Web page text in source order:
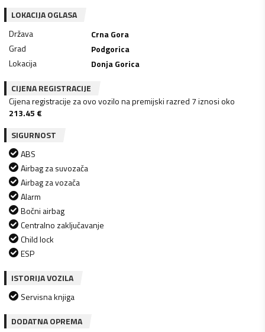
LOKACIJA OGLASA
Država
Crna Gora
Grad
Podgorica
Lokacija
Donja Gorica
CIJENA REGISTRACIJE
Cijena registracije za ovo vozilo na premijski razred 7 iznosi oko
213.45 €
SIGURNOST
ABS
Airbag za suvozača
Airbag za vozača
Alarm
Bočni airbag
Centralno zaključavanje
Child lock
ESP
ISTORIJA VOZILA
Servisna knjiga
DODATNA OPREMA